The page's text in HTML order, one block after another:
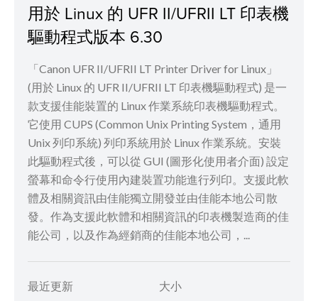
用於 Linux 的 UFR II/UFRII LT 印表機
驅動程式版本 6.30
「Canon UFR II/UFRII LT Printer Driver for Linux」
(用於 Linux 的 UFR II/UFRII LT 印表機驅動程式) 是一
款支援佳能裝置的 Linux 作業系統印表機驅動程式。
它使用 CUPS (Common Unix Printing System，通用
Unix 列印系統) 列印系統用於 Linux 作業系統。安裝
此驅動程式後，可以從 GUI (圖形化使用者介面) 設定
螢幕和命令行使用內建裝置功能進行列印。支援此軟
體及相關資訊由佳能獨立開發並由佳能本地公司散
發。作為支援此軟體和相關資訊的印表機製造商的佳
能公司，以及作為經銷商的佳能本地公司，...
最近更新
大小